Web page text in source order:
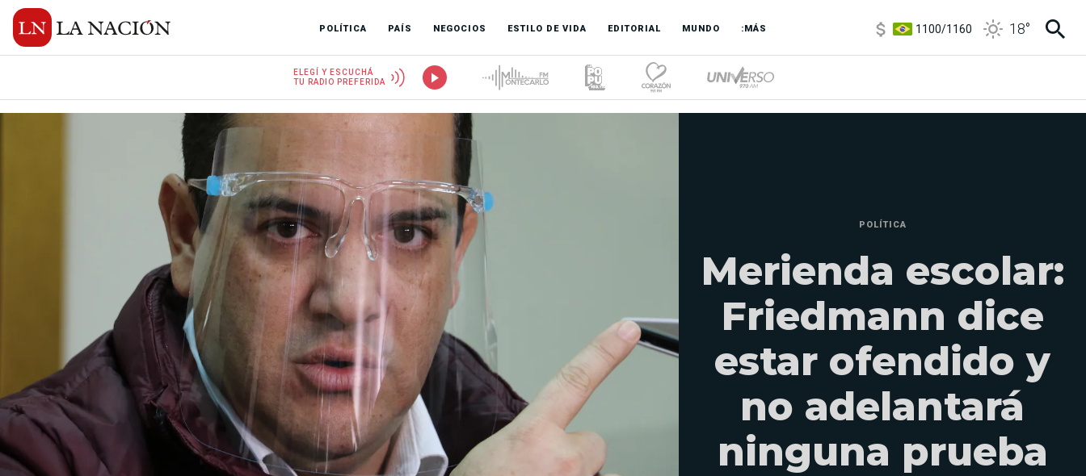
POLÍTICA PAÍS NEGOCIOS ESTILO DE VIDA EDITORIAL MUNDO :MÁS
3,8/4
6850/7200
18°
ELEGÍ Y ESCUCHÁ
TU RADIO PREFERIDA
POLÍTICA
Merienda escolar:
Friedmann dice
estar ofendido y
no adelantará
ninguna prueba